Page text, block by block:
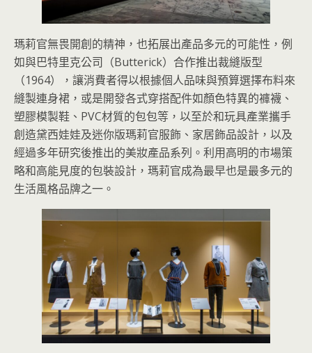
瑪莉官無畏開創的精神，也拓展出產品多元的可能性，例
如與巴特里克公司（Butterick）合作推出裁縫版型
（1964），讓消費者得以根據個人品味與預算選擇布料來
縫製連身裙，或是開發各式穿搭配件如顏色特異的褲襪、
塑膠模製鞋、PVC材質的包包等，以至於和玩具產業攜手
創造黛西娃娃及迷你版瑪莉官服飾、家居飾品設計，以及
經過多年研究後推出的美妝產品系列。利用高明的市場策
略和高能見度的包裝設計，瑪莉官成為最早也是最多元的
生活風格品牌之一。